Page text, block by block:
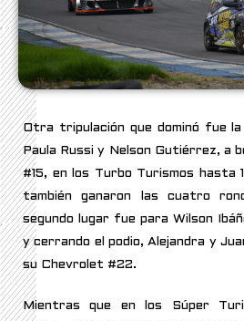
Otra tripulación que dominó fue
Paula Russi y Nelson Gutiérrez, a
#15, en los Turbo Turismos hasta
también ganaron las cuatro
segundo lugar fue para Wilson
y cerrando el podio, Alejandra y
su Chevrolet #22.
Mientras que en los Súper